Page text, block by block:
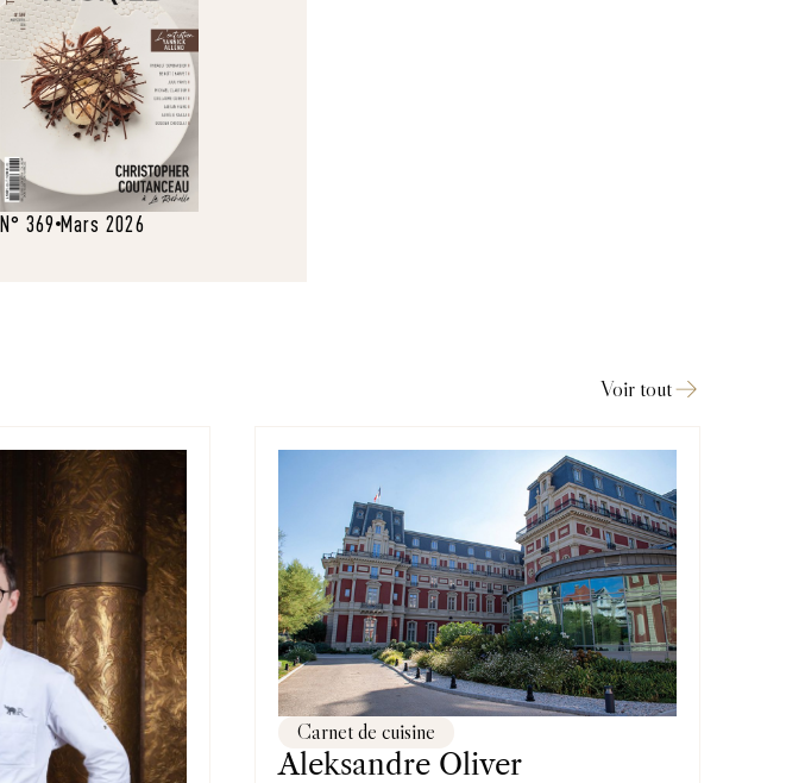
N° 369 Mars 2026
Voir tout
Carnet de cuisine
Aleksandre Oliver